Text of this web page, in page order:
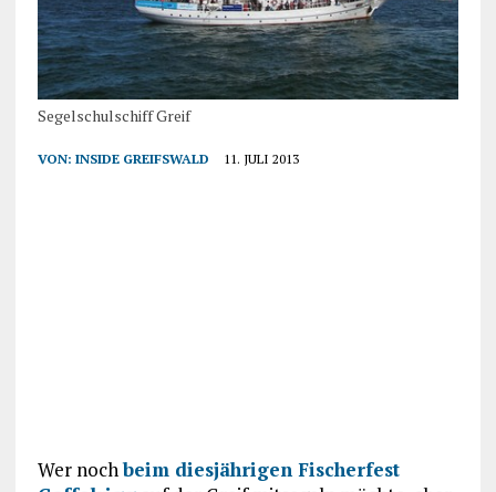
Segelschulschiff Greif
VON: INSIDE GREIFSWALD 11. JULI 2013
Wer nochbeim diesjährigen Fischerfest